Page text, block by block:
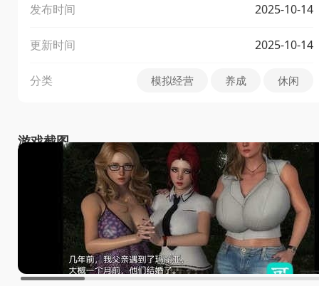
发布时间 2025-10-14
更新时间 2025-10-14
分类 模拟经营 养成 休闲
游戏截图